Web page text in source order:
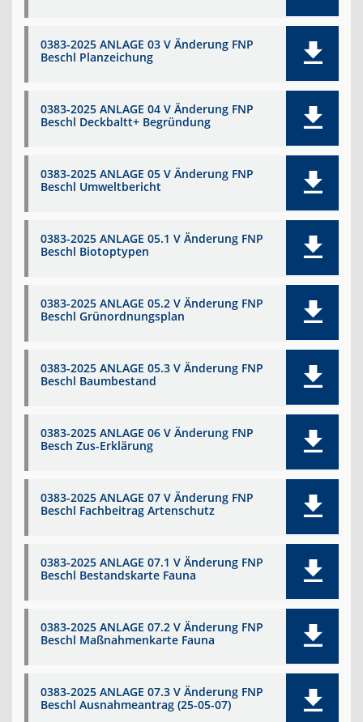
0383-2025 ANLAGE 03 V Änderung FNP
Beschl Planzeichung
0383-2025 ANLAGE 04 V Änderung FNP
Beschl Deckbaltt+ Begründung
0383-2025 ANLAGE 05 V Änderung FNP
Beschl Umweltbericht
0383-2025 ANLAGE 05.1 V Änderung FNP
Beschl Biotoptypen
0383-2025 ANLAGE 05.2 V Änderung FNP
Beschl Grünordnungsplan
0383-2025 ANLAGE 05.3 V Änderung FNP
Beschl Baumbestand
0383-2025 ANLAGE 06 V Änderung FNP
Besch Zus-Erklärung
0383-2025 ANLAGE 07 V Änderung FNP
Beschl Fachbeitrag Artenschutz
0383-2025 ANLAGE 07.1 V Änderung FNP
Beschl Bestandskarte Fauna
0383-2025 ANLAGE 07.2 V Änderung FNP
Beschl Maßnahmenkarte Fauna
0383-2025 ANLAGE 07.3 V Änderung FNP
Beschl Ausnahmeantrag (25-05-07)